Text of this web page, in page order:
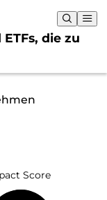
die zu
Score